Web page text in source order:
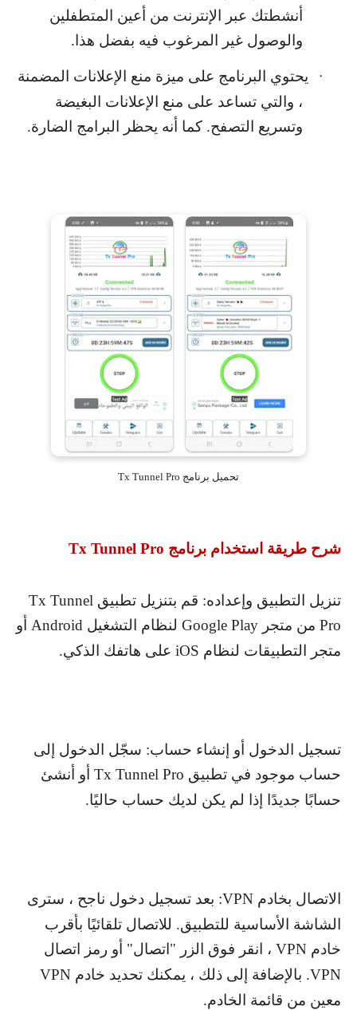
أنشطتك عبر الإنترنت من أعين المتطفلين
والوصول غير المرغوب فيه بفضل هذا.
·
يحتوي البرنامج على ميزة منع الإعلانات المضمنة
، والتي تساعد على منع الإعلانات البغيضة
وتسريع التصفح. كما أنه يحظر البرامج الضارة.
تحميل برنامج Tx Tunnel Pro
شرح طريقة استخدام برنامج Tx Tunnel Pro
تنزيل التطبيق وإعداده: قم بتنزيل تطبيق Tx Tunnel
Pro من متجر Google Play لنظام التشغيل Android أو
متجر التطبيقات لنظام iOS على هاتفك الذكي.
تسجيل الدخول أو إنشاء حساب: سجّل الدخول إلى
حساب موجود في تطبيق Tx Tunnel Pro أو أنشئ
حسابًا جديدًا إذا لم يكن لديك حساب حاليًا.
الاتصال بخادم VPN: بعد تسجيل دخول ناجح ، سترى
الشاشة الأساسية للتطبيق. للاتصال تلقائيًا بأقرب
خادم VPN ، انقر فوق الزر "اتصال" أو رمز اتصال
VPN. بالإضافة إلى ذلك ، يمكنك تحديد خادم VPN
معين من قائمة الخادم.